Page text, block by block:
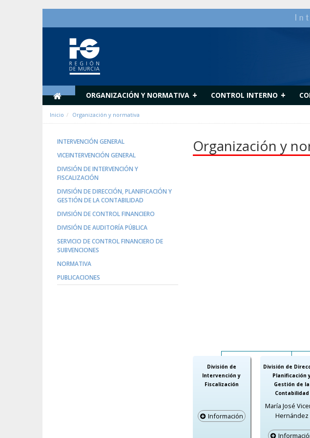
ORGANIZACIÓN Y NORMATIVA + CONTROL INTERNO +
Inicio Organización y normativa
INTERVENCIÓN GENERAL
VICEINTERVENCIÓN GENERAL
DIVISIÓN DE INTERVENCIÓN Y
FISCALIZACIÓN
DIVISIÓN DE DIRECCIÓN, PLANIFICACIÓN Y
GESTIÓN DE LA CONTABILIDAD
DIVISIÓN DE CONTROL FINANCIERO
DIVISIÓN DE AUDITORÍA PÚBLICA
SERVICIO DE CONTROL FINANCIERO DE
SUBVENCIONES
NORMATIVA
PUBLICACIONES
Organización y
División de
Intervención y
Fiscalización
Información
División de
Planificación
Gestión de la
Contabilidad
María José
Hernández